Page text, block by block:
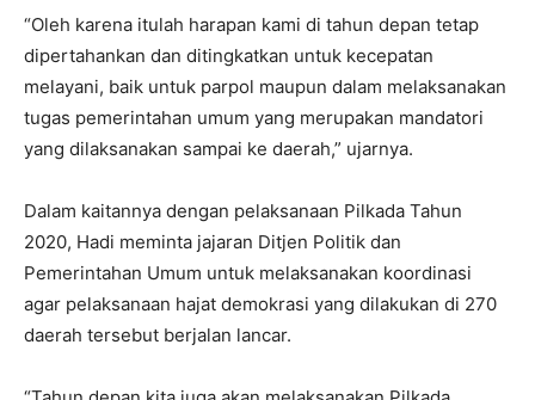
“Oleh karena itulah harapan kami di tahun depan tetap
dipertahankan dan ditingkatkan untuk kecepatan
melayani, baik untuk parpol maupun dalam melaksanakan
tugas pemerintahan umum yang merupakan mandatori
yang dilaksanakan sampai ke daerah,” ujarnya.
Dalam kaitannya dengan pelaksanaan Pilkada Tahun
2020, Hadi meminta jajaran Ditjen Politik dan
Pemerintahan Umum untuk melaksanakan koordinasi
agar pelaksanaan hajat demokrasi yang dilakukan di 270
daerah tersebut berjalan lancar.